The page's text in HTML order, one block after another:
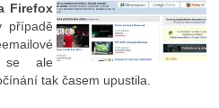
Firefox
případě
se ale
tak časem upustila.